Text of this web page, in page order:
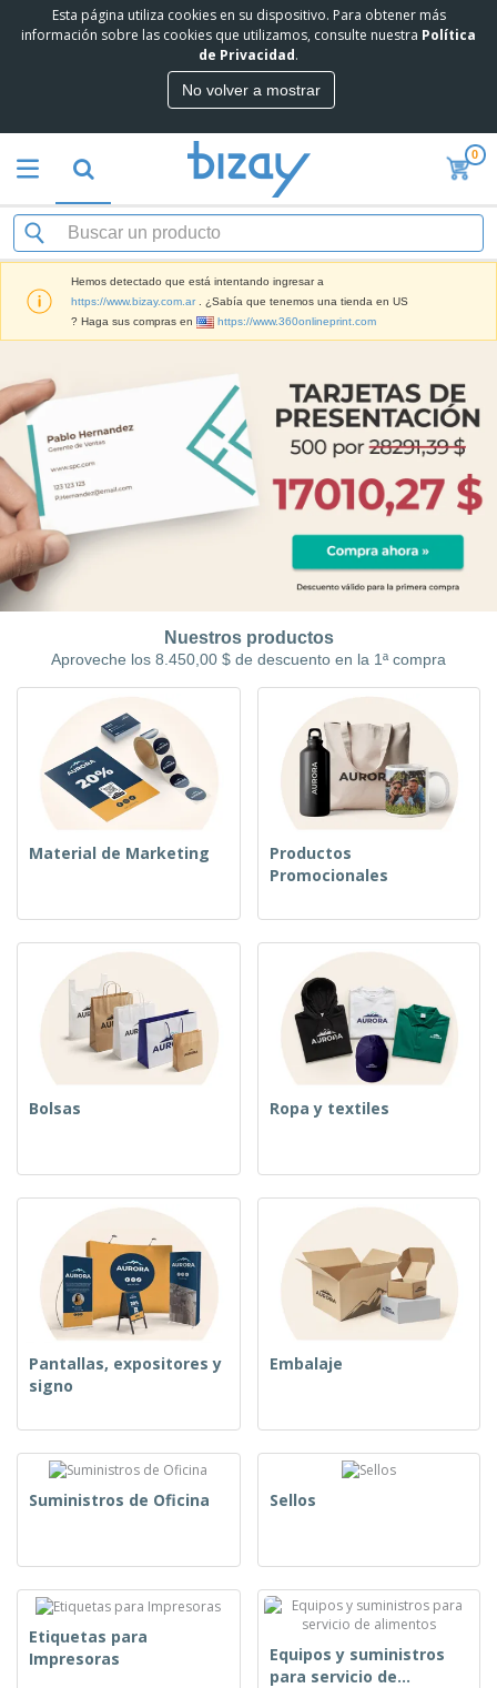
Esta página utiliza cookies en su dispositivo. Para obtener más
información sobre las cookies que utilizamos, consulte nuestra Política
de Privacidad.
No volver a mostrar
0
Hemos detectado que está intentando ingresar a
https://www.bizay.com.ar
. ¿Sabía que tenemos una tienda en US
? Haga sus compras en
https://www.360onlineprint.com
Nuestros productos
Aproveche los 8.450,00 $ de descuento en la 1ª compra
Material de Marketing
Productos
Promocionales
Bolsas Ropa y textiles
Pantallas, expositores y
signo
Embalaje
Suministros de Oficina Sellos
Etiquetas para
Impresoras
Equipos y suministros
para servicio de